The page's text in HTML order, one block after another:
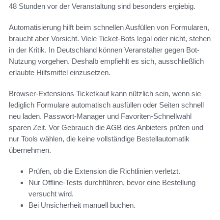
48 Stunden vor der Veranstaltung sind besonders ergiebig.
Automatisierung hilft beim schnellen Ausfüllen von Formularen,
braucht aber Vorsicht. Viele Ticket-Bots legal oder nicht, stehen
in der Kritik. In Deutschland können Veranstalter gegen Bot-
Nutzung vorgehen. Deshalb empfiehlt es sich, ausschließlich
erlaubte Hilfsmittel einzusetzen.
Browser-Extensions Ticketkauf kann nützlich sein, wenn sie
lediglich Formulare automatisch ausfüllen oder Seiten schnell
neu laden. Passwort-Manager und Favoriten-Schnellwahl
sparen Zeit. Vor Gebrauch die AGB des Anbieters prüfen und
nur Tools wählen, die keine vollständige Bestellautomatik
übernehmen.
Prüfen, ob die Extension die Richtlinien verletzt.
Nur Offline-Tests durchführen, bevor eine Bestellung
versucht wird.
Bei Unsicherheit manuell buchen.